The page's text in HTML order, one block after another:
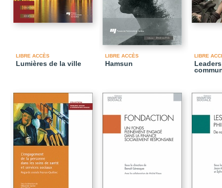
LIBRE ACCÈS
Lumières de la ville
LIBRE ACCÈS
Hamsun
LIBRE